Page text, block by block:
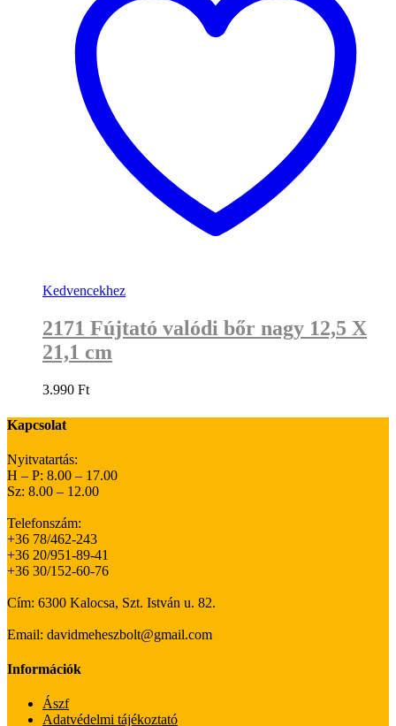
Kedvencekhez
2171 Fújtató valódi bőr nagy 12,5 X
21,1 cm
3.990 Ft
Kapcsolat
Nyitvatartás:
H – P: 8.00 – 17.00
Sz: 8.00 – 12.00
Telefonszám:
+36 78/462-243
+36 20/951-89-41
+36 30/152-60-76
Cím: 6300 Kalocsa, Szt. István u. 82.
Email: davidmeheszbolt@gmail.com
Információk
Ászf
Adatvédelmi tájékoztató